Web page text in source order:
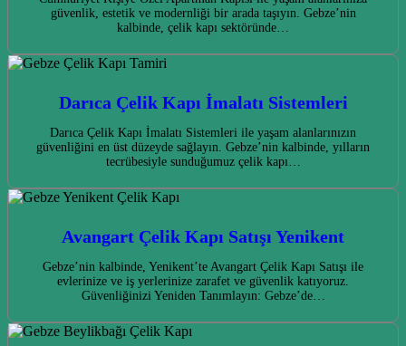
güvenlik, estetik ve modernliği bir arada taşıyın. Gebze’nin
kalbinde, çelik kapı sektöründe…
Darıca Çelik Kapı İmalatı Sistemleri
Darıca Çelik Kapı İmalatı Sistemleri ile yaşam alanlarınızın
güvenliğini en üst düzeyde sağlayın. Gebze’nin kalbinde, yılların
tecrübesiyle sunduğumuz çelik kapı…
Avangart Çelik Kapı Satışı Yenikent
Gebze’nin kalbinde, Yenikent’te Avangart Çelik Kapı Satışı ile
evlerinize ve iş yerlerinize zarafet ve güvenlik katıyoruz.
Güvenliğinizi Yeniden Tanımlayın: Gebze’de…